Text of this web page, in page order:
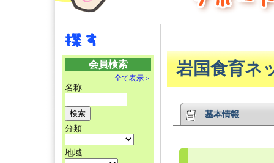
会員検索
全て表示＞
名称
分類
地域
岩国食育ネ
基本情報